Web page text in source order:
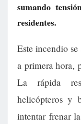
sumando
residentes.
Este incendio
a primera hora,
La rápida
helicópteros y
intentar frenar